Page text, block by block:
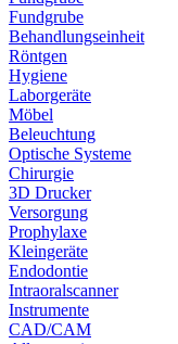
Fundgrube
Behandlungseinheit
Röntgen
Hygiene
Laborgeräte
Möbel
Beleuchtung
Optische Systeme
Chirurgie
3D Drucker
Versorgung
Prophylaxe
Kleingeräte
Endodontie
Intraoralscanner
Instrumente
CAD/CAM